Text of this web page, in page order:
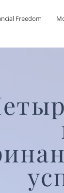
Freedom